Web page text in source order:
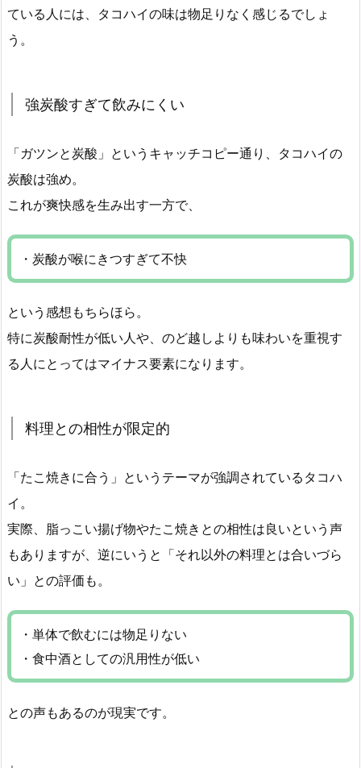
ている人には、タコハイの味は物足りなく感じるでしょ
う。
強炭酸すぎて飲みにくい
「ガツンと炭酸」というキャッチコピー通り、タコハイの
炭酸は強め。
これが爽快感を生み出す一方で、
・炭酸が喉にきつすぎて不快
という感想もちらほら。
特に炭酸耐性が低い人や、のど越しよりも味わいを重視す
る人にとってはマイナス要素になります。
料理との相性が限定的
「たこ焼きに合う」というテーマが強調されているタコハ
イ。
実際、脂っこい揚げ物やたこ焼きとの相性は良いという声
もありますが、逆にいうと「それ以外の料理とは合いづら
い」との評価も。
・単体で飲むには物足りない
・食中酒としての汎用性が低い
との声もあるのが現実です。